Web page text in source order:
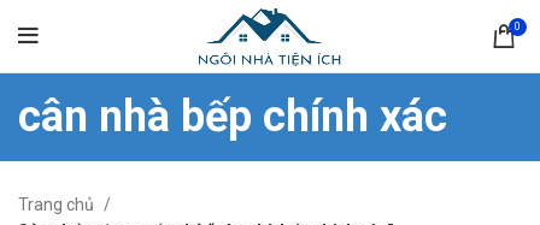
0
cân nhà bếp chính xác
Trang chủ